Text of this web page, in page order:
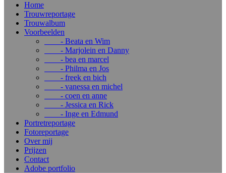
Home
Trouwreportage
Trouwalbum
Voorbeelden
- Beata en Wim
- Marjolein en Danny
- bea en marcel
- Philma en Jos
- freek en bich
- vanessa en michel
- coen en anne
- Jessica en Rick
- Inge en Edmund
Portretreportage
Fotoreportage
Over mij
Prijzen
Contact
Adobe portfolio